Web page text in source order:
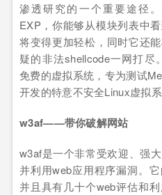
渗透研究的一个重要途径
EXP，你能够从模块列表中
将变得更加轻松，同时它还
疑的非法shellcode一网打尽
免费的虚拟系统，专为测试
开发的特意不安全Linux虚拟系
w3af——带你破解网站
w3af是一个非常受欢迎、强
并利用web应用程序漏洞。
并且具有几十个web评估和